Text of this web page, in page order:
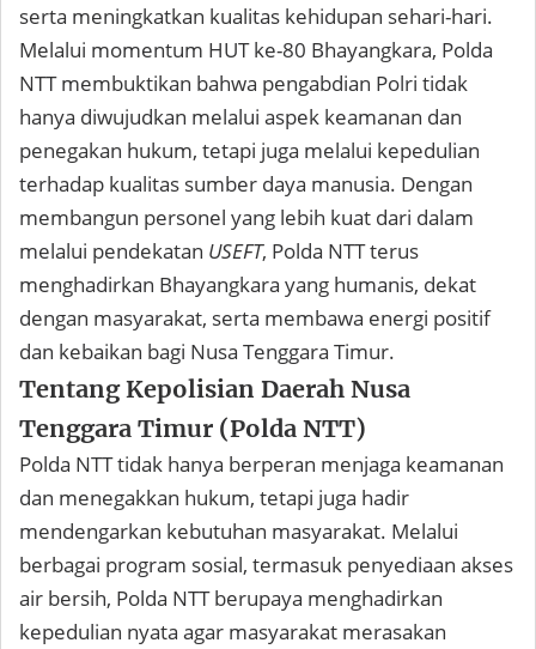
serta meningkatkan kualitas kehidupan sehari-hari.
Melalui momentum HUT ke-80 Bhayangkara, Polda
NTT membuktikan bahwa pengabdian Polri tidak
hanya diwujudkan melalui aspek keamanan dan
penegakan hukum, tetapi juga melalui kepedulian
terhadap kualitas sumber daya manusia. Dengan
membangun personel yang lebih kuat dari dalam
melalui pendekatan USEFT, Polda NTT terus
menghadirkan Bhayangkara yang humanis, dekat
dengan masyarakat, serta membawa energi positif
dan kebaikan bagi Nusa Tenggara Timur.
Tentang Kepolisian Daerah Nusa
Tenggara Timur (Polda NTT)
Polda NTT tidak hanya berperan menjaga keamanan
dan menegakkan hukum, tetapi juga hadir
mendengarkan kebutuhan masyarakat. Melalui
berbagai program sosial, termasuk penyediaan akses
air bersih, Polda NTT berupaya menghadirkan
kepedulian nyata agar masyarakat merasakan